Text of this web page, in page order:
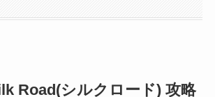
Road(シルクロード) 攻略